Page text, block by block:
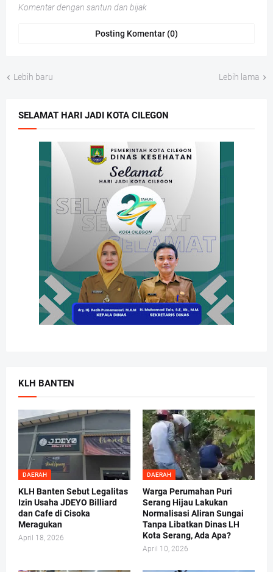
Komentar dengan santun dan bijak
Posting Komentar (0)
Lebih baru Lebih lama
SELAMAT HARI JADI KOTA CILEGON
KLH BANTEN
DAERAH
KLH Banten Sebut Legalitas
Izin Usaha JDEYO Billiard
dan Cafe di Cisoka
Meragukan
April 18, 2026
DAERAH
Warga Perumahan Puri
Serang Hijau Lakukan
Normalisasi Aliran Sungai
Tanpa Libatkan Dinas LH
Kota Serang, Ada Apa?
April 10, 2026